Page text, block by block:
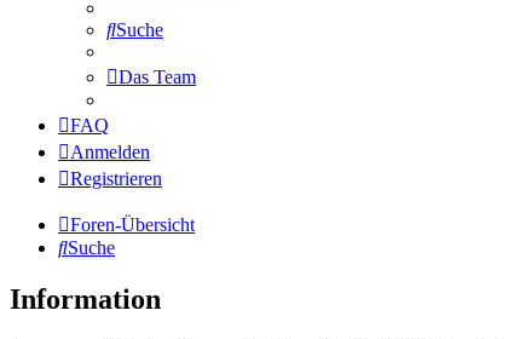
Suche
Das Team
FAQ
Anmelden
Registrieren
Foren-Übersicht
Suche
Information